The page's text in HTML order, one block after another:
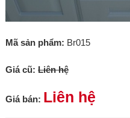
Mã sản phẩm: Br015
Giá cũ: Liên hệ
Giá bán: Liên hệ